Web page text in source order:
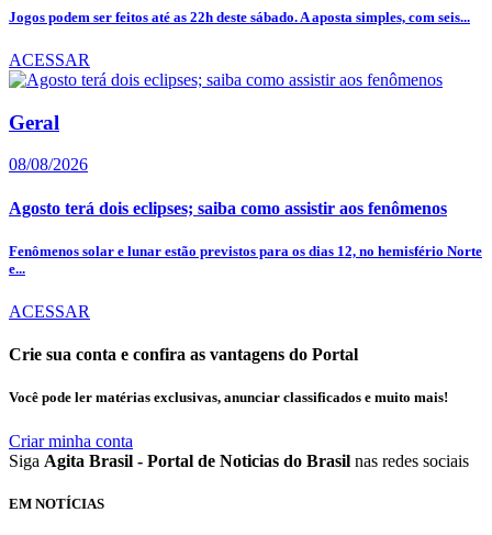
Jogos podem ser feitos até as 22h deste sábado. A aposta simples, com seis...
ACESSAR
Geral
08/08/2026
Agosto terá dois eclipses; saiba como assistir aos fenômenos
Fenômenos solar e lunar estão previstos para os dias 12, no hemisfério Norte
e...
ACESSAR
Crie sua conta e confira as vantagens do Portal
Você pode ler matérias exclusivas, anunciar classificados e muito mais!
Criar minha conta
Siga Agita Brasil - Portal de Noticias do Brasil nas redes sociais
EM NOTÍCIAS